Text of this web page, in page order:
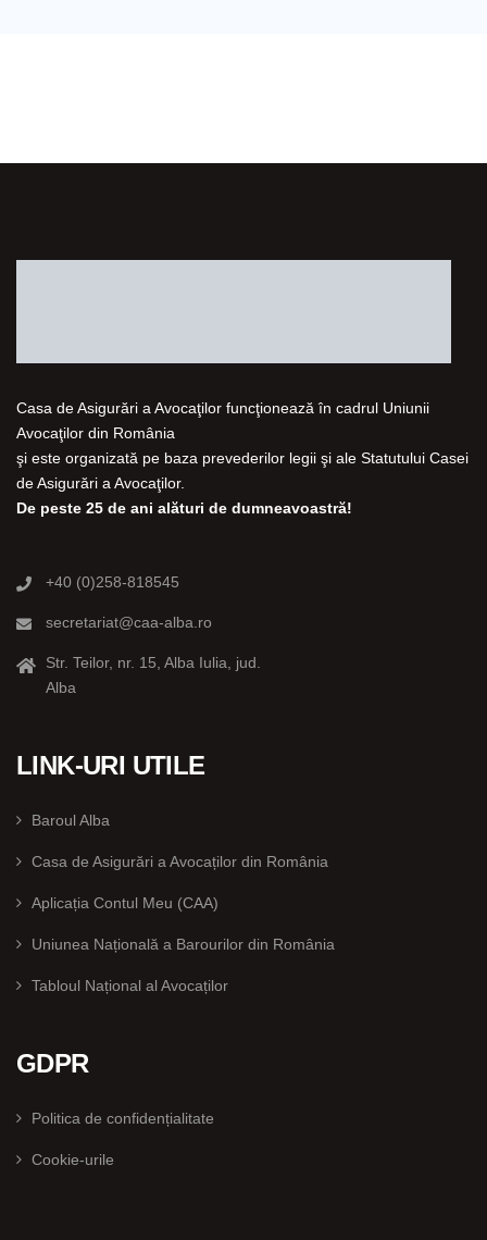
Casa de Asigurări a Avocaţilor funcţionează în cadrul Uniunii
Avocaţilor din România
şi este organizată pe baza prevederilor legii şi ale Statutului Casei
de Asigurări a Avocaţilor.
De peste 25 de ani alături de dumneavoastră!
+40 (0)258-818545
secretariat@caa-alba.ro
Str. Teilor, nr. 15, Alba Iulia, jud.
Alba
LINK-URI UTILE
Baroul Alba
Casa de Asigurări a Avocaților din România
Aplicația Contul Meu (CAA)
Uniunea Națională a Barourilor din România
Tabloul Național al Avocaților
GDPR
Politica de confidențialitate
Cookie-urile